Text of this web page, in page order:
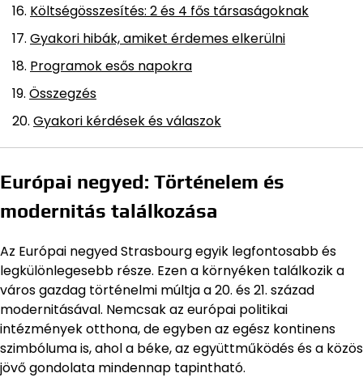
Költségösszesítés: 2 és 4 fős társaságoknak
Gyakori hibák, amiket érdemes elkerülni
Programok esős napokra
Összegzés
Gyakori kérdések és válaszok
Európai negyed: Történelem és
modernitás találkozása
Az Európai negyed Strasbourg egyik legfontosabb és
legkülönlegesebb része. Ezen a környéken találkozik a
város gazdag történelmi múltja a 20. és 21. század
modernitásával. Nemcsak az európai politikai
intézmények otthona, de egyben az egész kontinens
szimbóluma is, ahol a béke, az együttműködés és a közös
jövő gondolata mindennap tapintható.